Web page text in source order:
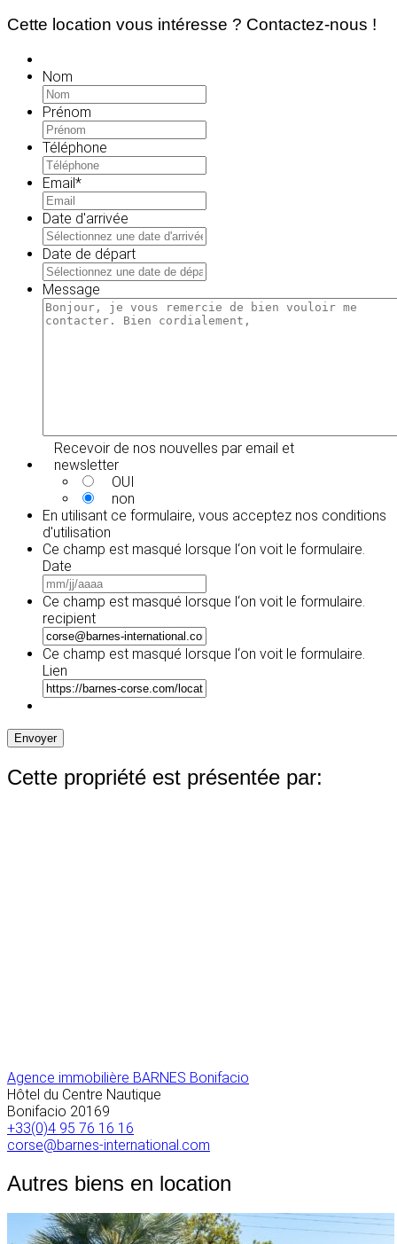
Cette location vous intéresse ? Contactez-nous !
Nom
Prénom
Téléphone
Email*
Date d'arrivée
JJ
slash
AAAA
Date de départ
JJ
slash
Message
Recevoir de nos nouvelles par email et
newsletter
OUI
non
En utilisant ce formulaire, vous acceptez nos conditions
d'utilisation
Ce champ est masqué lorsque l‘on voit le formulaire.
Date
slash
slash
AAAA
Ce champ est masqué lorsque l‘on voit le formulaire.
recipient
Ce champ est masqué lorsque l‘on voit le formulaire.
Lien
Envoyer
Cette propriété est présentée par:
Agence immobilière BARNES Bonifacio
Hôtel du Centre Nautique
Bonifacio 20169
+33(0)4 95 76 16 16
corse@barnes-international.com
Autres biens en location